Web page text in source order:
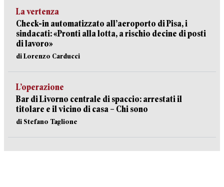
La vertenza
Check-in automatizzato all’aeroporto di Pisa, i
sindacati: «Pronti alla lotta, a rischio decine di posti
di lavoro»
di Lorenzo Carducci
L’operazione
Bar di Livorno centrale di spaccio: arrestati il
titolare e il vicino di casa – Chi sono
di Stefano Taglione